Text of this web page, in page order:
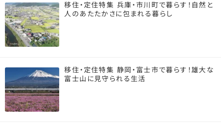
移住・定住特集 兵庫・市川町で暮らす！自然と
人のあたたかさに包まれる暮らし
移住・定住特集 静岡・富士市で暮らす！雄大な
富士山に見守られる生活